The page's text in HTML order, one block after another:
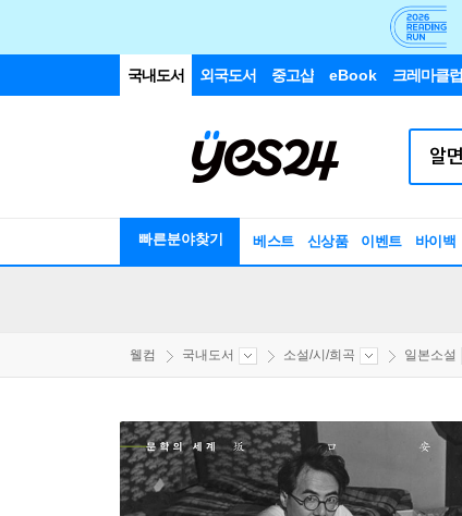
국내도서 외국도서 중고샵 eBook 크레마클럽
빠른분야찾기 베스트 신상품 이벤트 바이백
웰컴 국내도서 소설/시/희곡 일본소설